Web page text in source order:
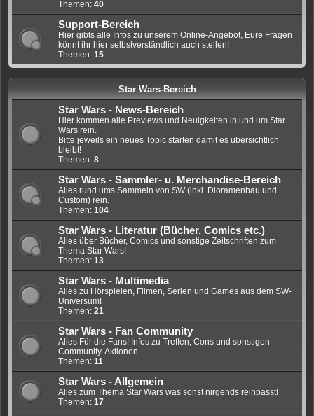
Themen: 40
Support-Bereich
Hier gibts alle Infos zu unserem Online-Angebot, Eure Fragen
könnt ihr hier selbstverständlich auch stellen!
Themen: 15
Star Wars-Bereich
Star Wars - News-Bereich
Hier kommen alle Previews und Neuigkeiten in und um Star
Wars rein.
Bitte jeweils ein neues Topic starten damit es übersichtlich
bleibt!
Themen: 8
Star Wars - Sammler- u. Merchandise-Bereich
Alles rund ums Sammeln von SW (inkl. Dioramenbau und
Custom) rein.
Themen: 104
Star Wars - Literatur (Bücher, Comics etc.)
Alles über Bücher, Comics und sonstige Zeitschriften zum
Thema Star Wars!
Themen: 13
Star Wars - Multimedia
Alles zu Hörspielen, Filmen, Serien und Games aus dem SW-
Universum!
Themen: 21
Star Wars - Fan Community
Alles Für die Fans! Infos zu Treffen, Cons und sonstigen
Community-Aktionen
Themen: 11
Star Wars - Allgemein
Alles zum Thema Star Wars was sonst nirgends reinpasst!
Themen: 17